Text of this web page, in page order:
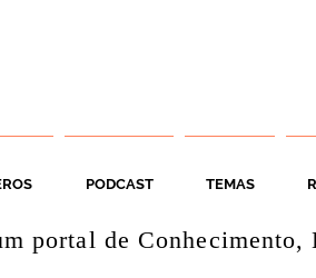
PODCAST TEMAS
portal de Conhecimento,